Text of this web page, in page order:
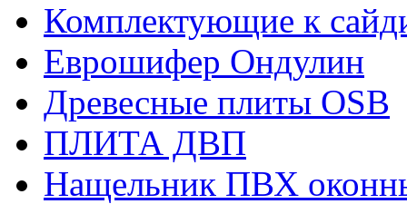
Комплектующие к
Еврошифер Ондулин
Древесные плиты OSB
ПЛИТА ДВП
Нащельник ПВХ